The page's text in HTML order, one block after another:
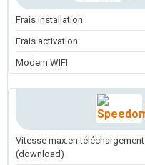
Frais installation
Frais activation
Modem WIFI
Vitesse max.en téléchargement
(download)